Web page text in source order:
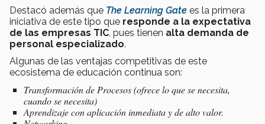
Destacó además que The Learning Gate es la primera
iniciativa de este tipo que responde a la expectativa
de las empresas TIC, pues tienen alta demanda de
personal especializado.
Algunas de las ventajas competitivas de este
ecosistema de educación continua son:
Transformación de Procesos (ofrece lo que se necesita,
cuando se necesita)
Aprendizaje con aplicación inmediata y de alto valor.